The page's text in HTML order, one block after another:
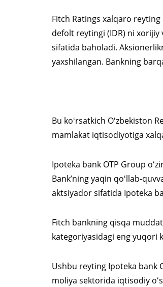
Fitch Ratings xalqaro
defolt reytingi (IDR) ni xorijiy
sifatida baholadi.
yaxshilangan. Bankning
Bu koʻrsatkich Oʻzbekiston
mamlakat iqtisodiyotiga
Ipoteka bank OTP Group
Bank’ning yaqin qoʻllab-
aktsiyador sifatida Ipoteka
Fitch bankning qisqa
kategoriyasidagi eng yuqori
Ushbu reyting Ipoteka bank
moliya sektorida iqtisodiy